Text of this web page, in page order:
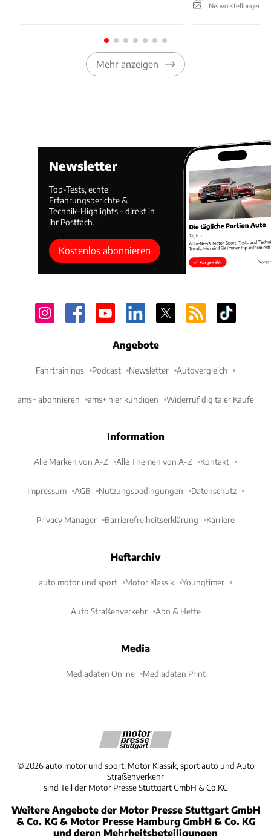
Neuvorstellungen &
Mehr anzeigen
Newsletter
Top-Tests, echte
Erfahrungsberichte &
Technik-Highlights – direkt in
Ihr Postfach.
Kostenlos abonnieren
Angebote
Fahrtrainings Podcast Newsletter Autovergleich
ams+ abonnieren ams+ hier kündigen Widerruf digitaler Käufe
Information
Alle Marken von A-Z Alle Themen von A-Z Kontakt
Impressum AGB Nutzungsbedingungen Datenschutz
Privacy Manager Barrierefreiheitserklärung Karriere
Heftarchiv
auto motor und sport Motor Klassik Youngtimer
Auto Straßenverkehr Abo & Hefte
Media
Mediadaten Online Mediadaten Print
©2026 auto motor und sport, Motor Klassik, sport auto und Auto
Straßenverkehr
sind Teil der Motor Presse Stuttgart GmbH & Co.KG
Weitere Angebote der Motor Presse Stuttgart GmbH
& Co. KG & Motor Presse Hamburg GmbH & Co. KG
und deren Mehrheitsbeteiligungen